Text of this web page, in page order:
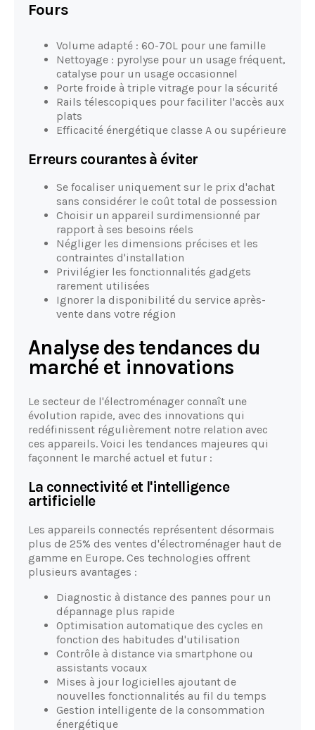
Fours
Volume adapté : 60-70L pour une famille
Nettoyage : pyrolyse pour un usage fréquent,
catalyse pour un usage occasionnel
Porte froide à triple vitrage pour la sécurité
Rails télescopiques pour faciliter l'accès aux
plats
Efficacité énergétique classe A ou supérieure
Erreurs courantes à éviter
Se focaliser uniquement sur le prix d'achat
sans considérer le coût total de possession
Choisir un appareil surdimensionné par
rapport à ses besoins réels
Négliger les dimensions précises et les
contraintes d'installation
Privilégier les fonctionnalités gadgets
rarement utilisées
Ignorer la disponibilité du service après-
vente dans votre région
Analyse des tendances du
marché et innovations
Le secteur de l'électroménager connaît une
évolution rapide, avec des innovations qui
redéfinissent régulièrement notre relation avec
ces appareils. Voici les tendances majeures qui
façonnent le marché actuel et futur :
La connectivité et l'intelligence
artificielle
Les appareils connectés représentent désormais
plus de 25% des ventes d'électroménager haut de
gamme en Europe. Ces technologies offrent
plusieurs avantages :
Diagnostic à distance des pannes pour un
dépannage plus rapide
Optimisation automatique des cycles en
fonction des habitudes d'utilisation
Contrôle à distance via smartphone ou
assistants vocaux
Mises à jour logicielles ajoutant de
nouvelles fonctionnalités au fil du temps
Gestion intelligente de la consommation
énergétique